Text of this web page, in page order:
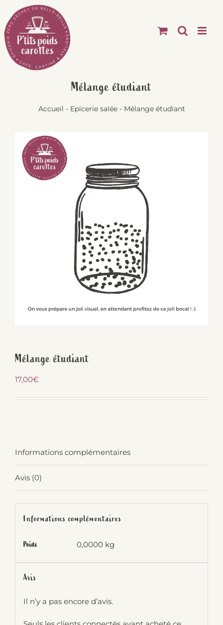
Passer
au
contenu
Mélange étudiant
Accueil - Epicerie salée- Mélange étudiant
Mélange étudiant
17,00€
Informations complémentaires
Avis (0)
Informations complémentaires
Poids 0,0000 kg
Avis
Il n’y a pas encore d’avis.